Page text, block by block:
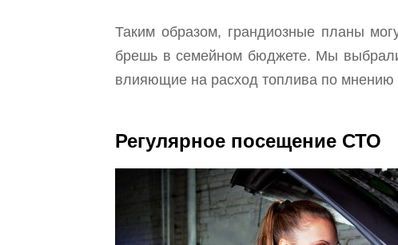
Таким образом, грандиозные планы
брешь в семейном бюджете. Мы
влияющие на расход топлива по мнению
Регулярное посещение СТО